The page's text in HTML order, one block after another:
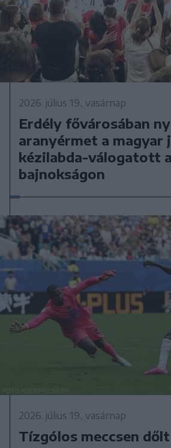
2026. július 19., vasárnap
Erdély fővárosában
aranyérmet a
kézilabda-válogatott
bajnokságon
2026. július 19., vasárnap
Tízgólos meccsen